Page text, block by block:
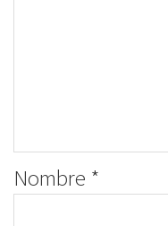
Nombre *